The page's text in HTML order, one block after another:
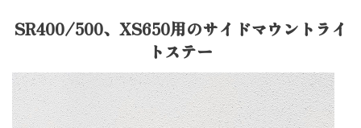
SR400/500、XS650用のサイドマウントライ
トステー